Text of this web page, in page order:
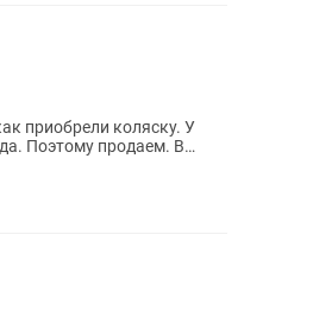
приобрели коляску. У
Поэтому продаем. В